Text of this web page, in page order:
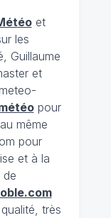
et
les
Guillaume
et
pour
même
pour
et à la
de
très